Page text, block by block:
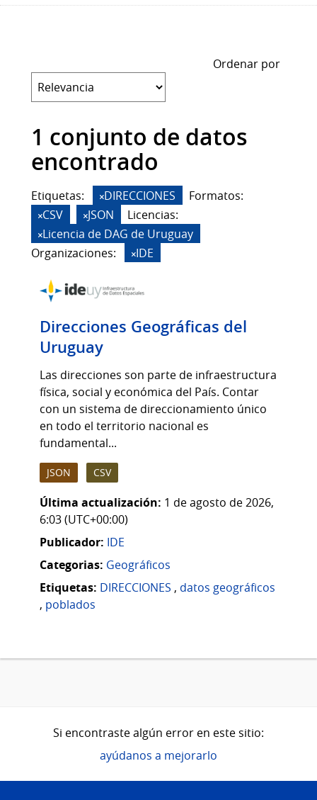
Ordenar por
1 conjunto de datos
encontrado
Etiquetas: DIRECCIONES
Formatos:
CSV
JSON
Licencias:
Licencia de DAG de Uruguay
Organizaciones:
IDE
Direcciones Geográficas del
Uruguay
Las direcciones son parte de infraestructura
física, social y económica del País. Contar
con un sistema de direccionamiento único
en todo el territorio nacional es
fundamental...
JSON CSV
Última actualización: 1 de agosto de 2026,
6:03 (UTC+00:00)
Publicador: IDE
Categorias: Geográficos
Etiquetas: DIRECCIONES , datos geográficos
, poblados
Si encontraste algún error en este sitio:
ayúdanos a mejorarlo